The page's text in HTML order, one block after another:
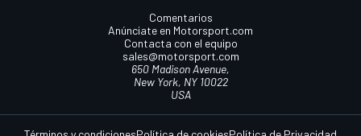
Comentarios
Anúnciate en Motorsport.com
Contacta con el equipo
sales@motorsport.com
650 Madison Avenue,
New York, NY 10022
USA